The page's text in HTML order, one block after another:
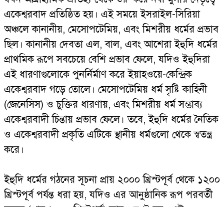
একেশ্বরবাদ প্রতিষ্ঠিত হয়। এই সময়ে ইসরাইল-সিরিয়া
অঞ্চলে কানানীয়, মেসোপটেমিয়, এবং মিশরীয় ধর্মের প্রভাব
ছিল। কানানীয় দেবতা এল, বাল, এবং আশেরা ইহুদি ধর্মের
প্রাথমিক রূপে সবচেয়ে বেশি প্রভাব ফেলে, যদিও ইহুদিরা
এই ধারণাগুলোকে পুনর্নির্মাণ করে ইয়াহওয়ে-কেন্দ্রিক
একেশ্বরবাদ গড়ে তোলে। মেসোপটেমিয় ধর্ম সৃষ্টি কাহিনী
(জেনেসিস) ও চুক্তির ধারণায়, এবং মিশরীয় ধর্ম সম্ভাব্য
একেশ্বরবাদী চিন্তায় প্রভাব ফেলে। তবে, ইহুদি ধর্মের নৈতিক
ও একেশ্বরবাদী প্রকৃতি এটিকে স্থানীয় ধর্মগুলো থেকে স্বতন্ত্র
করে।
ইহুদি ধর্মের গঠনের সূচনা প্রায় ২০০০ খ্রিস্টপূর্ব থেকে ১২০০
খ্রিস্টপূর্ব পর্যন্ত ধরা হয়, যদিও এর আনুষ্ঠানিক রূপ পরবর্তী